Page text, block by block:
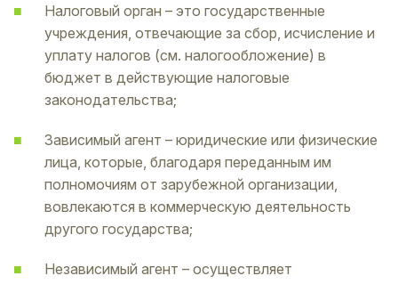
Налоговый орган – это государственные
учреждения, отвечающие за сбор, исчисление и
уплату налогов (см. налогообложение) в
бюджет в действующие налоговые
законодательства;
Зависимый агент – юридические или физические
лица, которые, благодаря переданным им
полномочиям от зарубежной организации,
вовлекаются в коммерческую деятельность
другого государства;
Независимый агент – осуществляет